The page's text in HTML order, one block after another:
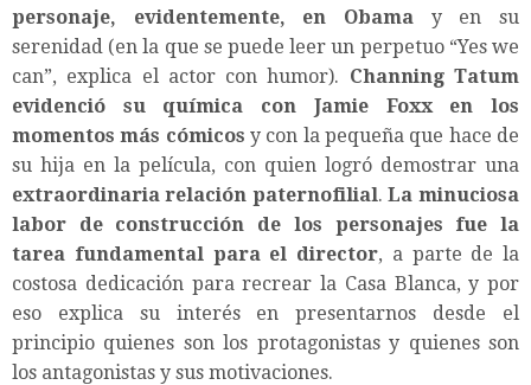
personaje, evidentemente, en Obama y en su
serenidad (en la que se puede leer un perpetuo “Yes we
can”, explica el actor con humor). Channing Tatum
evidenció su química con Jamie Foxx en los
momentos más cómicos y con la pequeña que hace de
su hija en la película, con quien logró demostrar una
extraordinaria relación paternofilial.La minuciosa
labor de construcción de los personajes fue la
tarea fundamental para el director, a parte de la
costosa dedicación para recrear la Casa Blanca, y por
eso explica su interés en presentarnos desde el
principio quienes son los protagonistas y quienes son
los antagonistas y sus motivaciones.